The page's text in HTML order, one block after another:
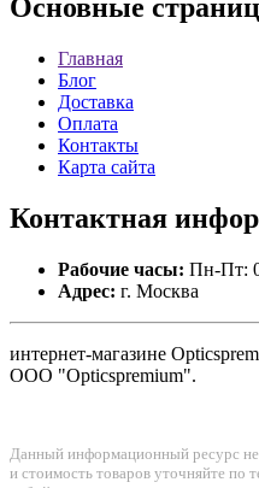
Основные
Главная
Блог
Доставка
Оплата
Контакты
Карта сайта
Контактная
Рабочие часы: Пн-Пт:
Адрес: г. Москва
интернет-магазине
ООО "Opticspremium".
Данный информационный ресурс
и стоимость товаров уточняйте по